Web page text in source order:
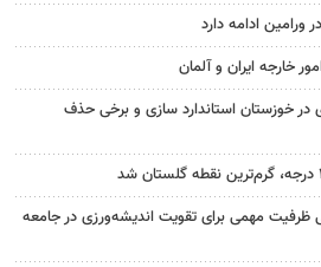
ورامین ادامه دارد
خارجه ایران و آلمان
خوزستان استاندارد سازی و برخی حذف
ظرفیت مهمی برای تقویت اندیشه‌ورزی در جامعه